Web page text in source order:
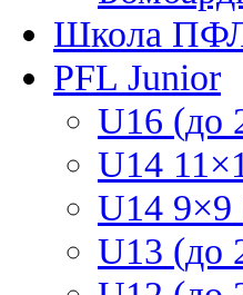
Школа
PFL Junior
U16 (до
U14
U14 9×9
U13 (до